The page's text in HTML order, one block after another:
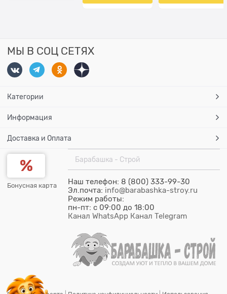
МЫ В СОЦ СЕТЯХ
Категории
Информация
Доставка и Оплата
Бонусная карта
Барабашка - Строй
Наш телефон: 8 (800) 333-99-30
Эл.почта: info@barabashka-stroy.ru
Режим работы:
пн-пт: c 09:00 до 18:00
Канал WhatsApp Канал Telegram